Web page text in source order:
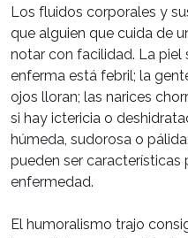
Los fluidos corporales y
que alguien que cuida de
notar con facilidad. La piel
enferma está febril; la
ojos lloran; las narices
si hay ictericia o
húmeda, sudorosa o
pueden ser características
enfermedad.
El humoralismo trajo